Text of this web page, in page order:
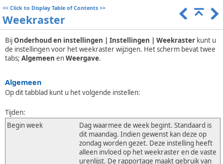
<< Click to Display Table of Contents >>
Weekraster
BijOnderhoud en instellingen | Instellingen | Weekraster kunt u
de instellingen voor het weekraster wijzigen. Het scherm bevat twee
tabs; Algemeen enWeergave.
Algemeen
Op dit tabblad kunt u het volgende instellen:
Tijden:
Begin week
Dag waarmee de week begint. Standaard is
dit maandag. Indien gewenst kan deze op
zondag worden gezet. Deze instelling heeft
alleen invloed op het weekraster en de vaste
urenlijst. De rapportage maakt gebruik van